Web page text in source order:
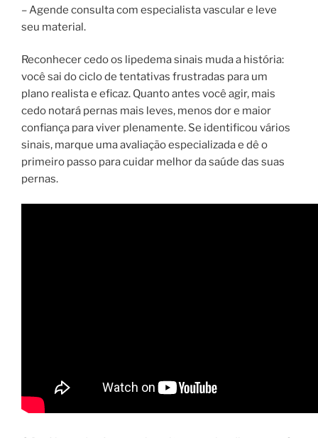
– Agende consulta com especialista vascular e leve
seu material.
Reconhecer cedo os lipedema sinais muda a história:
você sai do ciclo de tentativas frustradas para um
plano realista e eficaz. Quanto antes você agir, mais
cedo notará pernas mais leves, menos dor e maior
confiança para viver plenamente. Se identificou vários
sinais, marque uma avaliação especializada e dê o
primeiro passo para cuidar melhor da saúde das suas
pernas.